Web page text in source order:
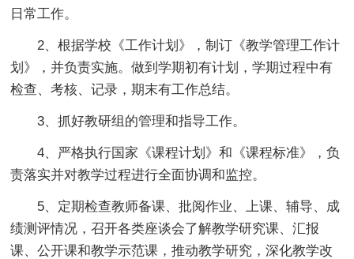
日常工作。
2、根据学校《工作计划》，制订《教学管理工作计
划》，并负责实施。做到学期初有计划，学期过程中有
检查、考核、记录，期末有工作总结。
3、抓好教研组的管理和指导工作。
4、严格执行国家《课程计划》和《课程标准》，负
责落实并对教学过程进行全面协调和监控。
5、定期检查教师备课、批阅作业、上课、辅导、成
绩测评情况，召开各类座谈会了解教学研究课、汇报
课、公开课和教学示范课，推动教学研究，深化教学改